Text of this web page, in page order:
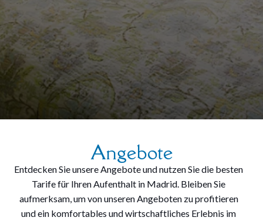
Angebote
Entdecken Sie unsere Angebote und nutzen Sie die besten
Tarife für Ihren Aufenthalt in Madrid. Bleiben Sie
aufmerksam, um von unseren Angeboten zu profitieren
und ein komfortables und wirtschaftliches Erlebnis im